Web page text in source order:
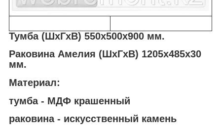
Тумба (ШхГхВ) 550х500х900 мм.
Раковина Амелия (ШхГхВ) 1205х485х30
мм.
Материал:
тумба - МДФ крашенный
раковина - искусственный камень